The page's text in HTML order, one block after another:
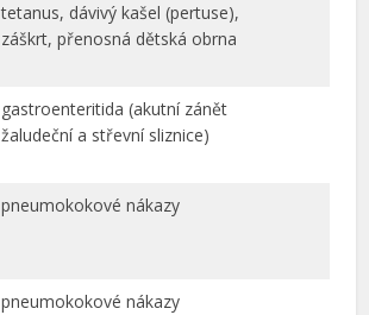
tetanus, dávivý kašel (pertuse),
záškrt, přenosná dětská obrna
gastroenteritida (akutní zánět
žaludeční a střevní sliznice)
pneumokokové nákazy
pneumokokové nákazy